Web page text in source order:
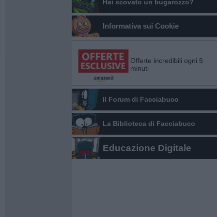
Hai scovato un bugarozzo?
Informativa sui Cookie
Offerte incredibili ogni 5
minuti
Il Forum di Facciabuco
La Biblioteca di Facciabuco
Educazione Digitale